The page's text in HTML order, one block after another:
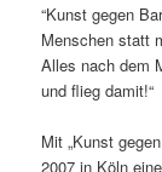
“Kunst gegen
Menschen statt
Alles nach dem
und flieg damit!“
Mit „Kunst
2007 in Köln